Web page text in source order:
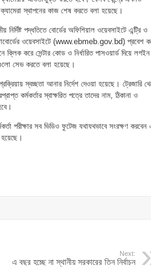
স্থাপনের কাজ শেষ করতে বলা হয়েছে।
নির্দিষ্ট পদ্ধতিতে বোর্ডের অফিশিয়াল ওয়েবসাইটে এন্ট্রি ও
ওয়েবসাইটে (www.ebmeb.gov.bd) প্রবেশ
করে সেন্টার কোড ও নির্ধারিত পাসওয়ার্ড দিয়ে লগইন
সেভ করতে বলা হয়েছে।
স্বচ্ছতা আনার নির্দেশ দেওয়া হয়েছে। ট্রেজারি
কর্মকর্তার স্বাক্ষরিত পত্রে তাদের নাম, ঠিকানা ও
পরীক্ষার সব ভিডিও ফুটেজ যথাযথভাবে সংরক্ষণ করবেন
Next:
এ বছর হচ্ছে না স্থানীয় সরকারের তিন নির্বাচন